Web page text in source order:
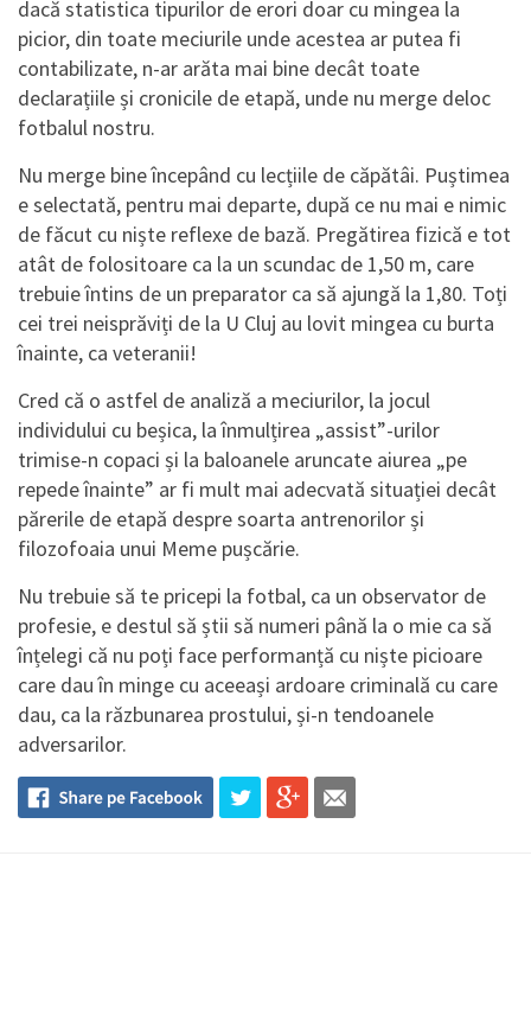
dacă statistica tipurilor de erori doar cu mingea la
picior, din toate meciurile unde acestea ar putea fi
contabilizate, n-ar arăta mai bine decât toate
declarațiile și cronicile de etapă, unde nu merge deloc
fotbalul nostru.
Nu merge bine începând cu lecțiile de căpătâi. Puștimea
e selectată, pentru mai departe, după ce nu mai e nimic
de făcut cu niște reflexe de bază. Pregătirea fizică e tot
atât de folositoare ca la un scundac de 1,50 m, care
trebuie întins de un preparator ca să ajungă la 1,80. Toți
cei trei neisprăviți de la U Cluj au lovit mingea cu burta
înainte, ca veteranii!
Cred că o astfel de analiză a meciurilor, la jocul
individului cu beșica, la înmulțirea „assist”-urilor
trimise-n copaci și la baloanele aruncate aiurea „pe
repede înainte” ar fi mult mai adecvată situației decât
părerile de etapă despre soarta antrenorilor și
filozofoaia unui Meme pușcărie.
Nu trebuie să te pricepi la fotbal, ca un observator de
profesie, e destul să știi să numeri până la o mie ca să
înțelegi că nu poți face performanță cu niște picioare
care dau în minge cu aceeași ardoare criminală cu care
dau, ca la răzbunarea prostului, și-n tendoanele
adversarilor.